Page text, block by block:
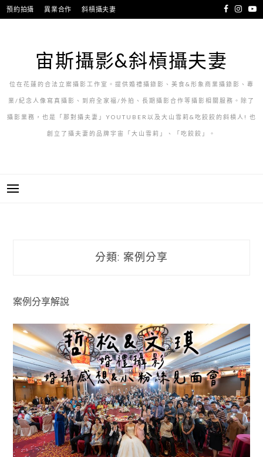
跳
至
預約拍攝 異業合作 斜槓攝夫妻
宙斯攝影&斜槓攝夫妻
位在花蓮的合法立案攝影工作室。提供婚禮攝錄影、美食&形象商業攝錄影、專
業/紀念人像寫真攝影、到府全家福/外拍、長期攝影合作等攝影相關服務。除了
攝影業務，也是「那對攝夫妻」YOUTUBER以及大山雪莉&吃餃餃的斜槓人! 也
創立了攝夫妻的品牌宇宙「大山雪莉」、「吃餃餃」。
分類: 案例分享
案例分享解說